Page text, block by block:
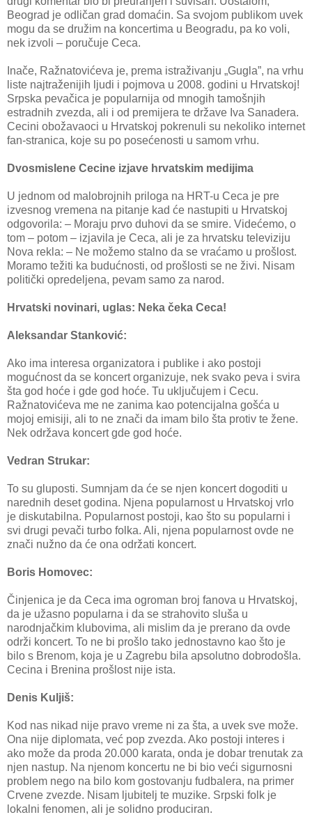
Beograd je odličan grad domaćin. Sa svojom publikom uvek
mogu da se družim na koncertima u Beogradu, pa ko voli,
nek izvoli – poručuje Ceca.
Inače, Ražnatovićeva je, prema istraživanju „Gugla”, na vrhu
liste najtraženijih ljudi i pojmova u 2008. godini u Hrvatskoj!
Srpska pevačica je popularnija od mnogih tamošnjih
estradnih zvezda, ali i od premijera te države Iva Sanadera.
Cecini obožavaoci u Hrvatskoj pokrenuli su nekoliko internet
fan-stranica, koje su po posećenosti u samom vrhu.
Dvosmislene Cecine izjave hrvatskim medijima
U jednom od malobrojnih priloga na HRT-u Ceca je pre
izvesnog vremena na pitanje kad će nastupiti u Hrvatskoj
odgovorila: – Moraju prvo duhovi da se smire. Videćemo, o
tom – potom – izjavila je Ceca, ali je za hrvatsku televiziju
Nova rekla: – Ne možemo stalno da se vraćamo u prošlost.
Moramo težiti ka budućnosti, od prošlosti se ne živi. Nisam
politički opredeljena, pevam samo za narod.
Hrvatski novinari, uglas: Neka čeka Ceca!
Aleksandar Stanković:
Ako ima interesa organizatora i publike i ako postoji
mogućnost da se koncert organizuje, nek svako peva i svira
šta god hoće i gde god hoće. Tu uključujem i Cecu.
Ražnatovićeva me ne zanima kao potencijalna gošća u
mojoj emisiji, ali to ne znači da imam bilo šta protiv te žene.
Nek održava koncert gde god hoće.
Vedran Strukar:
To su gluposti. Sumnjam da će se njen koncert dogoditi u
narednih deset godina. Njena popularnost u Hrvatskoj vrlo
je diskutabilna. Popularnost postoji, kao što su popularni i
svi drugi pevači turbo folka. Ali, njena popularnost ovde ne
znači nužno da će ona održati koncert.
Boris Homovec:
Činjenica je da Ceca ima ogroman broj fanova u Hrvatskoj,
da je užasno popularna i da se strahovito sluša u
narodnjačkim klubovima, ali mislim da je prerano da ovde
održi koncert. To ne bi prošlo tako jednostavno kao što je
bilo s Brenom, koja je u Zagrebu bila apsolutno dobrodošla.
Cecina i Brenina prošlost nije ista.
Denis Kuljiš:
Kod nas nikad nije pravo vreme ni za šta, a uvek sve može.
Ona nije diplomata, već pop zvezda. Ako postoji interes i
ako može da proda 20.000 karata, onda je dobar trenutak za
njen nastup. Na njenom koncertu ne bi bio veći sigurnosni
problem nego na bilo kom gostovanju fudbalera, na primer
Crvene zvezde. Nisam ljubitelj te muzike. Srpski folk je
lokalni fenomen, ali je solidno produciran.